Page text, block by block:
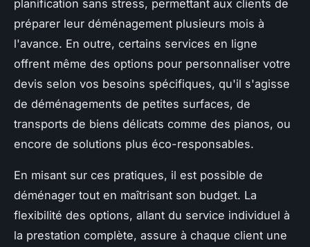
planification sans stress, permettant aux clients de
préparer leur déménagement plusieurs mois à
l'avance. En outre, certains services en ligne
offrent même des options pour personnaliser votre
devis selon vos besoins spécifiques, qu'il s'agisse
de déménagements de petites surfaces, de
transports de biens délicats comme des pianos, ou
encore de solutions plus éco-responsables.
En misant sur ces pratiques, il est possible de
déménager tout en maîtrisant son budget. La
flexibilité des options, allant du service individuel à
la prestation complète, assure à chaque client une